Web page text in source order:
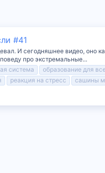
#41
И сегодняшнее видео, оно
про экстремальные...
система образование для
реакция на стресс сашины